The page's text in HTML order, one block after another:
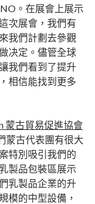
。在展會上展示
次展會，我們有
我們計劃去參觀
决定。儘管全球
我們看到了提升
相信能找到更多
蒙古貿易促進協會
蒙古代表團有很大
特別吸引我們的
製品包裝區展示
乳製品企業的升
模的中型設備，